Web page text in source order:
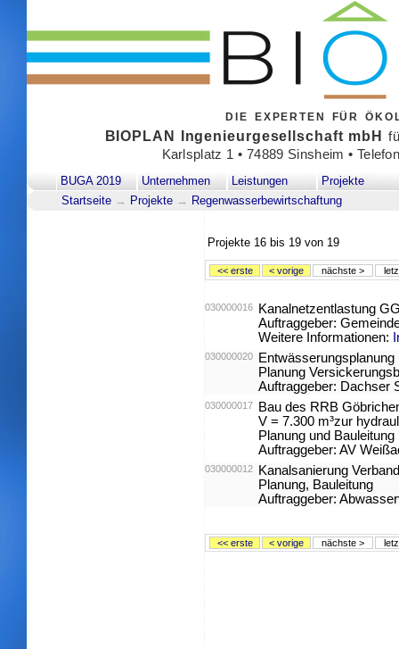
DIE EXPERTEN FÜR
BIOPLAN Ingenieurgesellschaft mbH
Karlsplatz 1 • 74889 Sinsheim •
BUGA 2019 Unternehmen Leistungen
Projekte
Startseite → Projekte → Regenwasserbewirtschaftung
Projekte 16 bis 19 von 19
<< erste < vorige nächste >
030000016
Kanalnetzentlastung
Auftraggeber:
Weitere Informationen:
030000020
Planung
Auftraggeber: Dachser
030000017
Bau des RRB
V = 7.300 m³zur
Planung und Bauleitung
Auftraggeber: AV
030000012
Kanalsanierung
Planung, Bauleitung
Auftraggeber:
<< erste < vorige nächste >